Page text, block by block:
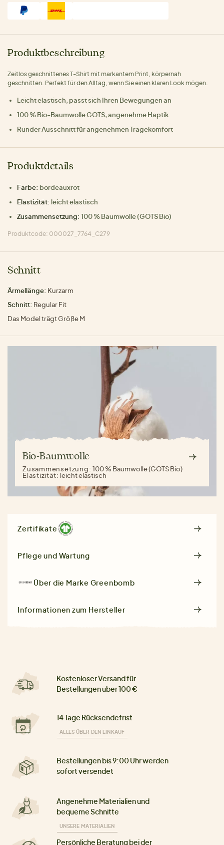
Produktbeschreibung
Zeitlos geschnittenes T-Shirt mit markantem Print, körpernah
geschnitten. Perfekt für den Alltag, wenn Sie einen klaren Look mögen.
Leicht elastisch, passt sich Ihren Bewegungen an
100 % Bio-Baumwolle GOTS, angenehme Haptik
Runder Ausschnitt für angenehmen Tragekomfort
Produktdetails
Farbe: bordeauxrot
Elastizität: leicht elastisch
Zusammensetzung: 100 % Baumwolle (GOTS Bio)
Produktcode: 000027_7764_C279
Schnitt
Ärmellänge: Kurzarm
Schnitt: Regular Fit
Das Model trägt Größe M
Bio-Baumwolle
Zusammensetzung:100 % Baumwolle (GOTS Bio)
Elastizität: leicht elastisch
Zertifikate
Pflege und Wartung
Über die Marke Greenbomb
Informationen zum Hersteller
Kostenloser Versand für
Bestellungen über 100 €
14 Tage Rücksendefrist
ALLES ÜBER DEN EINKAUF
Bestellungen bis 9:00 Uhr werden
sofort versendet
Angenehme Materialien und
bequeme Schnitte
UNSERE MATERIALIEN
Persönliche Beratung bei der